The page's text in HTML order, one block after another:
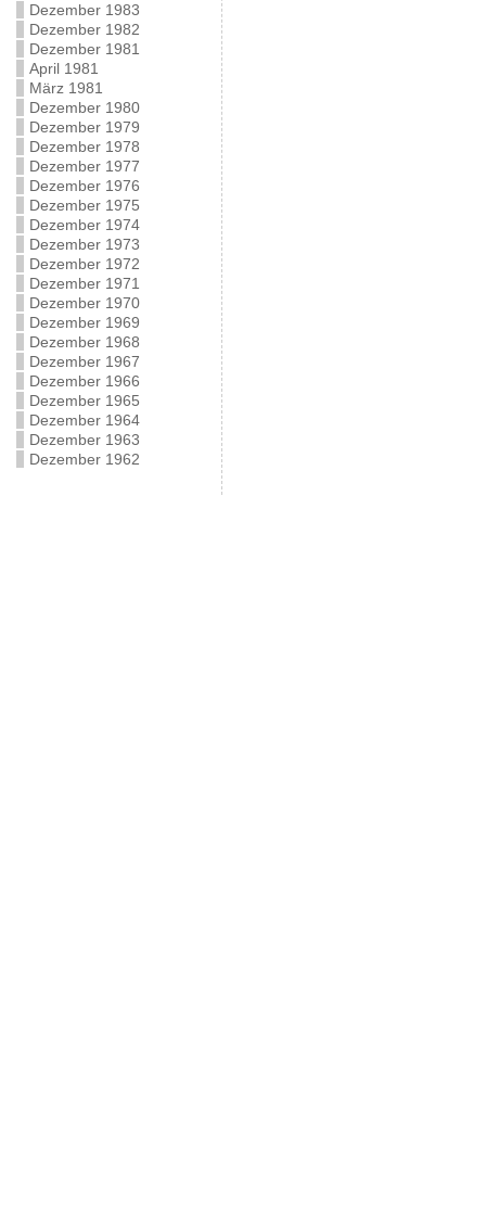
Dezember 1983
Dezember 1982
Dezember 1981
April 1981
März 1981
Dezember 1980
Dezember 1979
Dezember 1978
Dezember 1977
Dezember 1976
Dezember 1975
Dezember 1974
Dezember 1973
Dezember 1972
Dezember 1971
Dezember 1970
Dezember 1969
Dezember 1968
Dezember 1967
Dezember 1966
Dezember 1965
Dezember 1964
Dezember 1963
Dezember 1962